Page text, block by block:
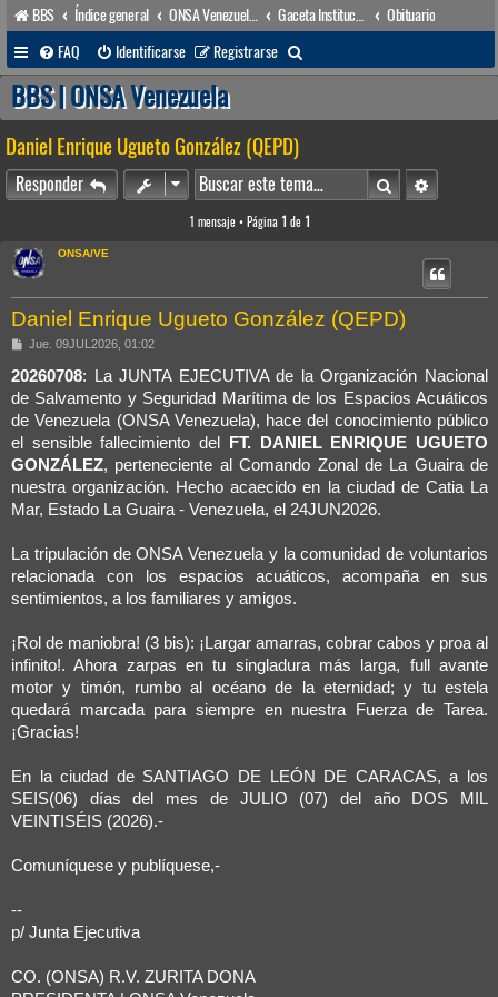
BBS Índice general ONSA Venezuela (acceso público)
Obituario
FAQ
Identificarse Registrarse
u
a
r
BBS | ONSA Venezuela
Daniel Enrique Ugueto González (QEPD)
Responder BuscarBúsqueda
1 mensaje • Página 1 de 1
ONSA/VE
Daniel Enrique Ugueto González (QEPD)
M
n
a
j
e
Jue. 09JUL2026, 01:02
20260708: La JUNTA EJECUTIVA de la Organización Nacional
de Salvamento y Seguridad Marítima de los Espacios Acuáticos
de Venezuela (ONSA Venezuela), hace del conocimiento público
el sensible fallecimiento del
FT. DANIEL ENRIQUE UGUETO
GONZÁLEZ, perteneciente al Comando Zonal de La Guaira de
nuestra organización. Hecho acaecido en la ciudad de Catia La
Mar, Estado La Guaira - Venezuela, el 24JUN2026.
La tripulación de ONSA Venezuela y la comunidad de voluntarios
relacionada con los espacios acuáticos, acompaña en sus
sentimientos, a los familiares y amigos.
¡Rol de maniobra! (3 bis): ¡Largar amarras, cobrar cabos y proa al
infinito!. Ahora zarpas en tu singladura más larga, full avante
motor y timón, rumbo al océano de la eternidad; y tu estela
quedará marcada para siempre en nuestra Fuerza de Tarea.
¡Gracias!
En la ciudad de SANTIAGO DE LEÓN DE CARACAS, a los
SEIS(06) días del mes de JULIO (07) del año DOS MIL
VEINTISÉIS (2026).-
Comuníquese y publíquese,-
--
p/ Junta Ejecutiva
CO. (ONSA) R.V. ZURITA DONA